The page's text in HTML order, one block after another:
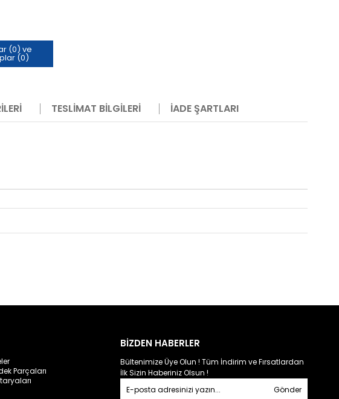
(0) ve
(0)
TESLIMAT BILGILERI İADE ŞARTLARI
Parçaları
BİZDEN HABERLER
Bültenimize Üye Olun ! Tüm İndirim ve Fırsatlardan
İlk Sizin Haberiniz Olsun !
Gönder